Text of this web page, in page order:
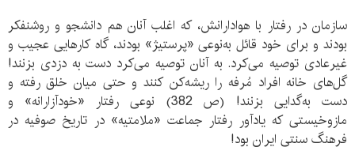
سازمان در رفتار با هوادارانش، که اغلب آنان هم دانشجو و روشنفکر
بودند و برای خود قائل به‌نوعی «پرستیژ» بودند، گاه کارهایی عجیب و
غیرعادی توصیه می‌کرد. به آنان توصیه می‌کرد دست به دزدی بزنند!
گل‌های خانه افراد مُرفه را ریشه‌کن کنند و حتی میان خلق رفته و
دست به‌گدایی بزنند! (ص 382) نوعی رفتار «خودآزارانه» و
مازوخیستی که یادآور رفتار جماعت «ملامتیه» در تاریخ صوفیه در
فرهنگ سنتی ایران بود!